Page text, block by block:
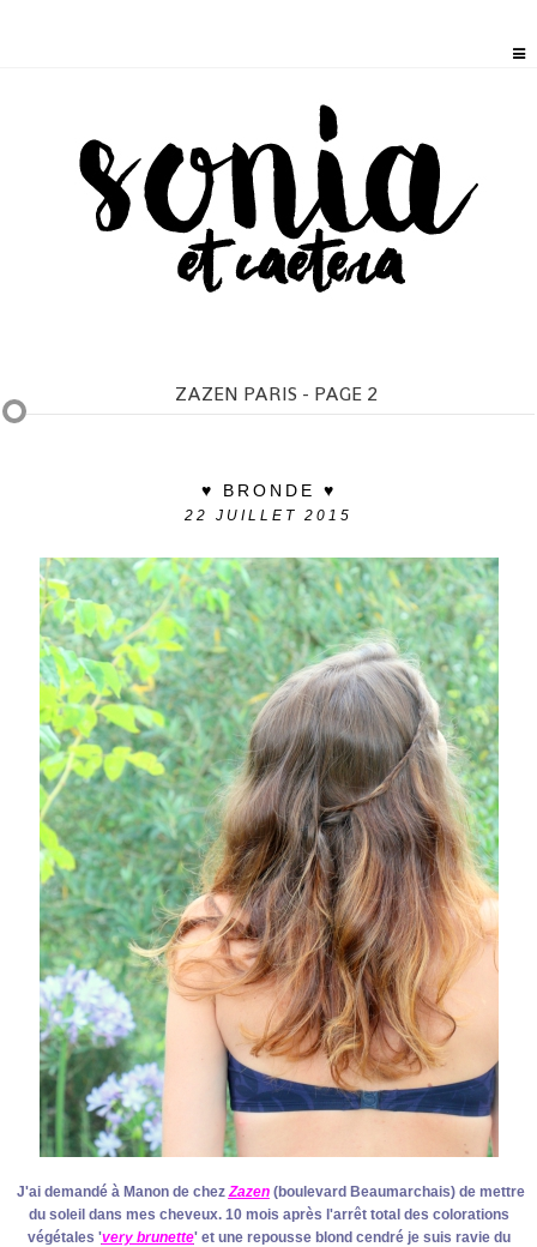
ZAZEN PARIS - PAGE 2
♥ BRONDE ♥
22 JUILLET 2015
J'ai demandé à Manon de chezZazen(boulevard Beaumarchais) de mettre
du soleil dans mes cheveux. 10 mois après l'arrêt total des colorations
végétales 'very brunette' et une repousse blond cendré je suis ravie du